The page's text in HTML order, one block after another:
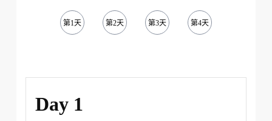
第1天 第2天 第3天 第4天
Day 1